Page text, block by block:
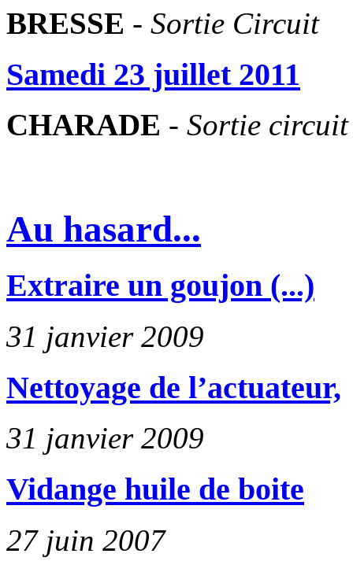
BRESSE - Sortie Circuit
Samedi 23 juillet 2011
CHARADE - Sortie circuit
Au hasard...
Extraire un goujon (...)
31 janvier 2009
Nettoyage de l’actuateur,
31 janvier 2009
Vidange huile de boite
27 juin 2007